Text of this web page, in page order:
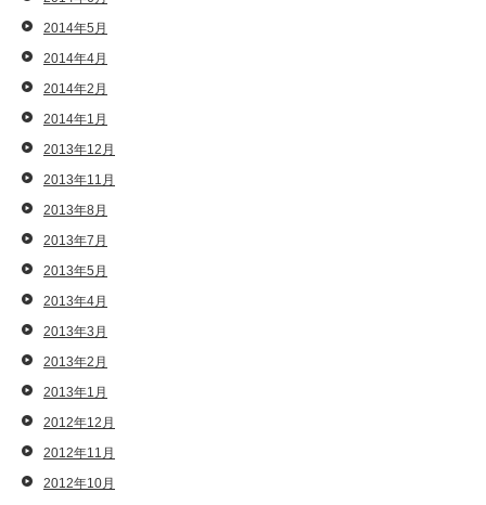
2014年5月
2014年4月
2014年2月
2014年1月
2013年12月
2013年11月
2013年8月
2013年7月
2013年5月
2013年4月
2013年3月
2013年2月
2013年1月
2012年12月
2012年11月
2012年10月